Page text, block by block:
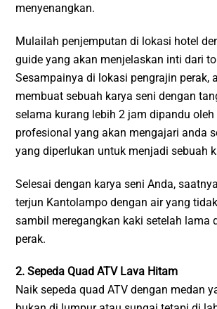
menyenangkan.
Mulailah penjemputan di lokasi hotel
guide yang akan menjelaskan inti dari
Sesampainya di lokasi pengrajin perak,
membuat sebuah karya seni dengan
selama kurang lebih 2 jam dipandu oleh
profesional yang akan mengajari anda
yang diperlukan untuk menjadi sebuah
Selesai dengan karya seni Anda,
terjun Kantolampo dengan air yang
sambil meregangkan kaki setelah lama
perak.
2. Sepeda Quad ATV Lava Hitam
Naik sepeda quad ATV dengan medan